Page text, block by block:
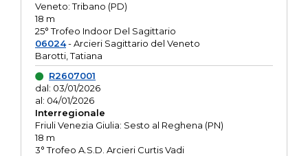
Veneto: Tribano (PD)
18 m
25° Trofeo Indoor Del Sagittario
06024- Arcieri Sagittario del Veneto
Barotti, Tatiana
R2607001
dal: 03/01/2026
al: 04/01/2026
Interregionale
Friuli Venezia Giulia: Sesto al Reghena (PN)
18 m
3° Trofeo A.S.D. Arcieri Curtis Vadi